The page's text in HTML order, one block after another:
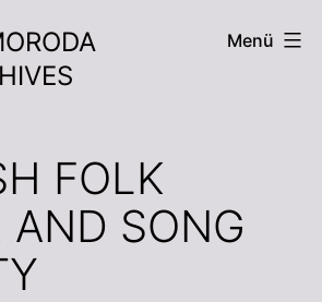
Menü
FOLK
AND SONG